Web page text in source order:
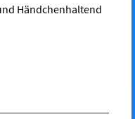
Händchenhaltend